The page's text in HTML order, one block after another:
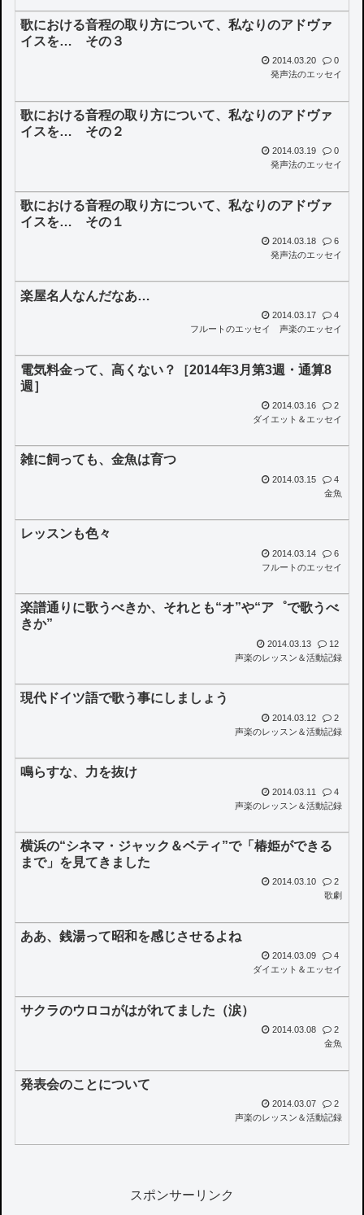
歌における音程の取り方について、私なりのアドヴァ
イスを… その３
2014.03.20
0
発声法のエッセイ
歌における音程の取り方について、私なりのアドヴァ
イスを… その２
2014.03.19
0
発声法のエッセイ
歌における音程の取り方について、私なりのアドヴァ
イスを… その１
2014.03.18
6
発声法のエッセイ
楽屋名人なんだなあ…
2014.03.17
4
フルートのエッセイ
声楽のエッセイ
電気料金って、高くない？［2014年3月第3週・通算8
週］
2014.03.16
2
ダイエット＆エッセイ
雑に飼っても、金魚は育つ
2014.03.15
4
金魚
レッスンも色々
2014.03.14
6
フルートのエッセイ
楽譜通りに歌うべきか、それとも“オ”や“ア゜で歌うべ
きか”
2014.03.13
12
声楽のレッスン＆活動記録
現代ドイツ語で歌う事にしましょう
2014.03.12
2
声楽のレッスン＆活動記録
鳴らすな、力を抜け
2014.03.11
4
声楽のレッスン＆活動記録
横浜の“シネマ・ジャック＆ベティ”で「椿姫ができる
まで」を見てきました
2014.03.10
2
歌劇
ああ、銭湯って昭和を感じさせるよね
2014.03.09
4
ダイエット＆エッセイ
サクラのウロコがはがれてました（涙）
2014.03.08
2
金魚
発表会のことについて
2014.03.07
2
声楽のレッスン＆活動記録
スポンサーリンク